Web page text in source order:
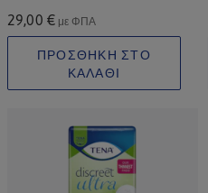
29,00 € με ΦΠΑ
ΠΡΟΣΘΗΚΗ ΣΤΟ
ΚΑΛΑΘΙ